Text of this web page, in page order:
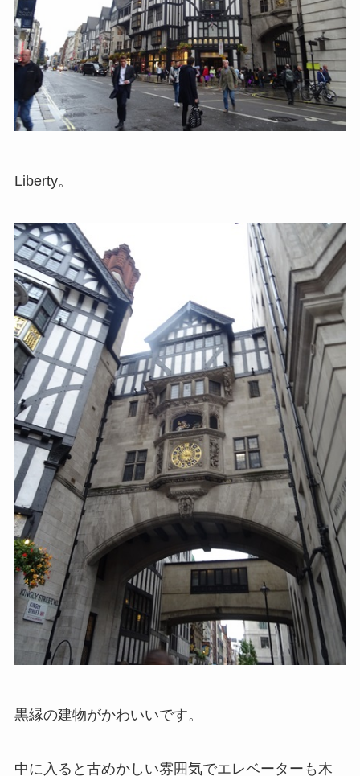
Liberty。
黒縁の建物がかわいいです。
中に入ると古めかしい雰囲気でエレベーターも木